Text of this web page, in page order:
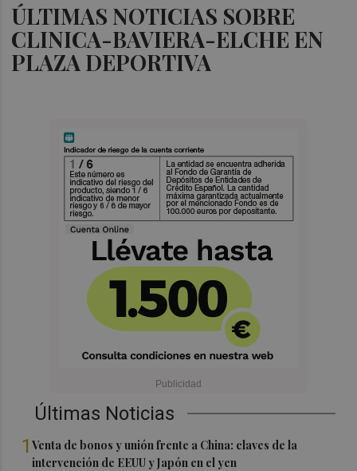
ÚLTIMAS NOTICIAS SOBRE
CLINICA-BAVIERA-ELCHE EN
PLAZA DEPORTIVA
Últimas Noticias
1Venta de bonos y unión frente a China: claves de la
intervención de EEUU y Japón en el yen